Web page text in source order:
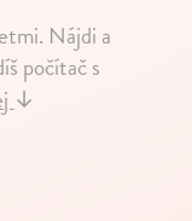
Nájdi a
počítač s
↓